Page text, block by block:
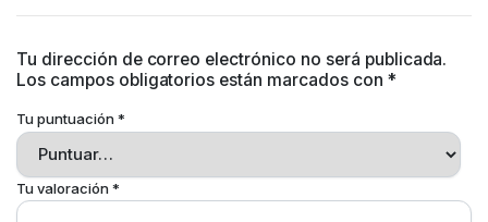
Tu dirección de correo electrónico no será publicada.
Los campos obligatorios están marcados con *
Tu puntuación*
Tu valoración*